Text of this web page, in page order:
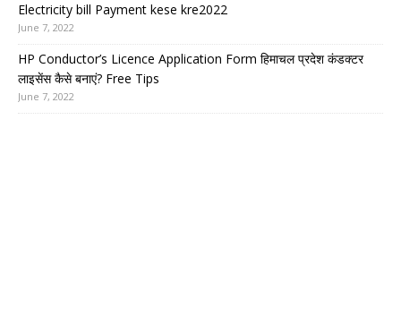
Electricity bill Payment kese kre2022
June 7, 2022
HP Conductor’s Licence Application Form हिमाचल प्रदेश कंडक्टर
लाइसेंस कैसे बनाएं? Free Tips
June 7, 2022